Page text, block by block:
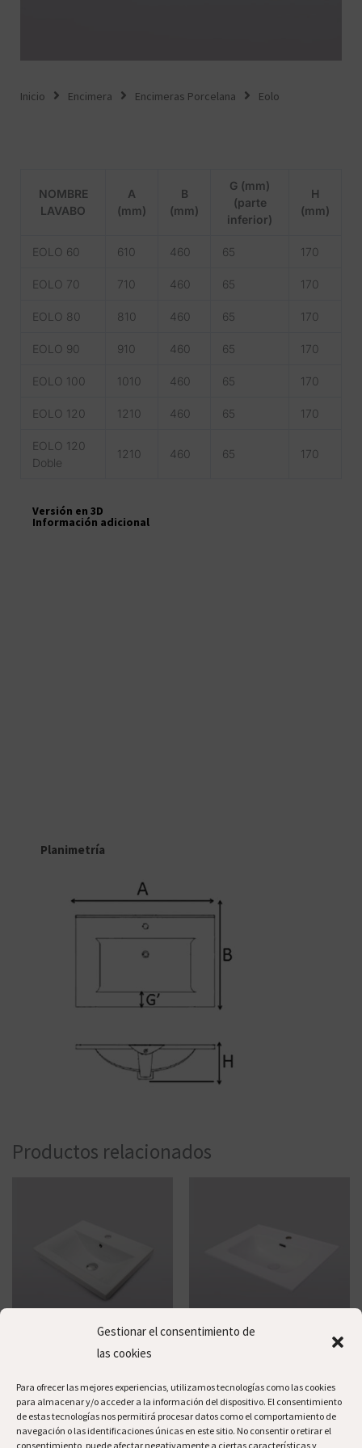
Gestionar el consentimiento de
las cookies
Para ofrecer las mejores experiencias, utilizamos tecnologías como las cookies
para almacenar y/o acceder a la información del dispositivo. El consentimiento
de estas tecnologías nos permitirá procesar datos como el comportamiento de
navegación o las identificaciones únicas en este sitio. No consentir o retirar el
consentimiento, puede afectar negativamente a ciertas características y
Inicio Encimera Encimeras Porcelana Eolo
NOMBRE
LAVABO
A
(mm)
B
(mm)
G (mm)
(parte
inferior)
H
(mm)
EOLO 60 610 460 65 170
EOLO 70 710 460 65 170
EOLO 80 810 460 65 170
EOLO 90 910 460 65 170
EOLO 100 1010 460 65 170
EOLO 120 1210 460 65 170
EOLO 120
Doble
1210 460 65 170
Información adicional
Planimetría
Productos relacionados
Encimera